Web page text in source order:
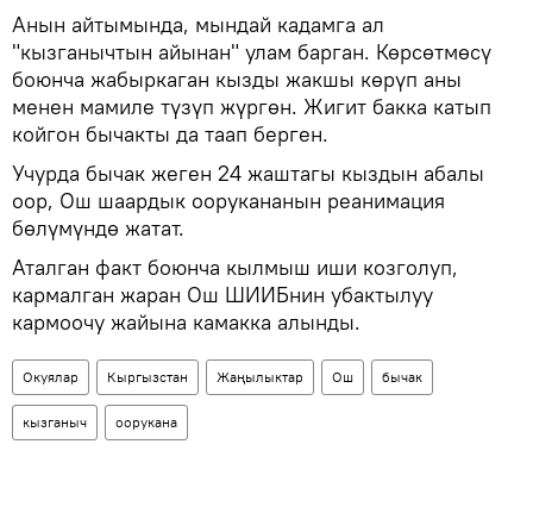
Анын айтымында, мындай кадамга ал
"кызганычтын айынан" улам барган. Көрсөтмөсү
боюнча жабыркаган кызды жакшы көрүп аны
менен мамиле түзүп жүргөн. Жигит бакка катып
койгон бычакты да таап берген.
Учурда бычак жеген 24 жаштагы кыздын абалы
оор, Ош шаардык оорукананын реанимация
бөлүмүндө жатат.
Аталган факт боюнча кылмыш иши козголуп,
кармалган жаран Ош ШИИБнин убактылуу
кармоочу жайына камакка алынды.
Окуялар Кыргызстан Жаңылыктар Ош бычак
кызганыч оорукана